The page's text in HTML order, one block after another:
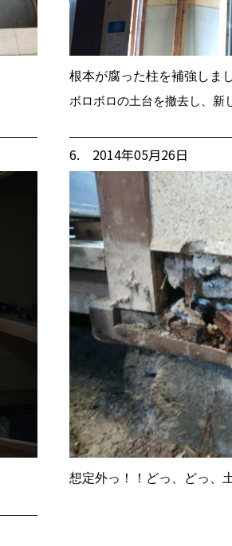
根本が腐った柱を補強しま
ボロボロの土台を撤去し、新
6. 2014年05月26日
想定外っ！！どっ、どっ、